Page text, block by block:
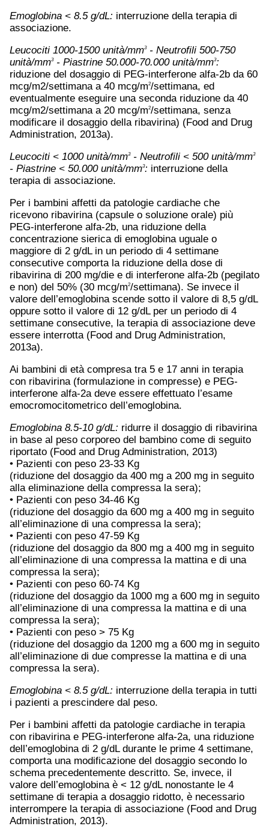
Emoglobina < 8.5 g/dL: interruzione della terapia di
associazione.
Leucociti 1000-1500 unità/mm3- Neutrofili 500-750
unità/mm3- Piastrine 50.000-70.000 unità/mm3:
riduzione del dosaggio di PEG-interferone alfa-2b da 60
mcg/m2/settimana a 40 mcg/m2/settimana, ed
eventualmente eseguire una seconda riduzione da 40
mcg/m2/settimana a 20 mcg/m2/settimana, senza
modificare il dosaggio della ribavirina) (Food and Drug
Administration, 2013a).
Leucociti < 1000 unità/mm3- Neutrofili < 500 unità/mm3
- Piastrine < 50.000 unità/mm3: interruzione della
terapia di associazione.
Per i bambini affetti da patologie cardiache che
ricevono ribavirina (capsule o soluzione orale) più
PEG-interferone alfa-2b, una riduzione della
concentrazione sierica di emoglobina uguale o
maggiore di 2 g/dL in un periodo di 4 settimane
consecutive comporta la riduzione della dose di
ribavirina di 200 mg/die e di interferone alfa-2b (pegilato
e non) del 50% (30 mcg/m2/settimana). Se invece il
valore dell’emoglobina scende sotto il valore di 8,5 g/dL
oppure sotto il valore di 12 g/dL per un periodo di 4
settimane consecutive, la terapia di associazione deve
essere interrotta (Food and Drug Administration,
2013a).
Ai bambini di età compresa tra 5 e 17 anni in terapia
con ribavirina (formulazione in compresse) e PEG-
interferone alfa-2a deve essere effettuato l’esame
emocromocitometrico dell’emoglobina.
Emoglobina 8.5-10 g/dL: ridurre il dosaggio di ribavirina
in base al peso corporeo del bambino come di seguito
riportato (Food and Drug Administration, 2013)
• Pazienti con peso 23-33 Kg
(riduzione del dosaggio da 400 mg a 200 mg in seguito
alla eliminazione della compressa la sera);
• Pazienti con peso 34-46 Kg
(riduzione del dosaggio da 600 mg a 400 mg in seguito
all’eliminazione di una compressa la sera);
• Pazienti con peso 47-59 Kg
(riduzione del dosaggio da 800 mg a 400 mg in seguito
all’eliminazione di una compressa la mattina e di una
compressa la sera);
• Pazienti con peso 60-74 Kg
(riduzione del dosaggio da 1000 mg a 600 mg in seguito
all’eliminazione di una compressa la mattina e di una
compressa la sera);
• Pazienti con peso > 75 Kg
(riduzione del dosaggio da 1200 mg a 600 mg in seguito
all’eliminazione di due compresse la mattina e di una
compressa la sera).
Emoglobina < 8.5 g/dL: interruzione della terapia in tutti
i pazienti a prescindere dal peso.
Per i bambini affetti da patologie cardiache in terapia
con ribavirina e PEG-interferone alfa-2a, una riduzione
dell’emoglobina di 2 g/dL durante le prime 4 settimane,
comporta una modificazione del dosaggio secondo lo
schema precedentemente descritto. Se, invece, il
valore dell’emoglobina è < 12 g/dL nonostante le 4
settimane di terapia a dosaggio ridotto, è necessario
interrompere la terapia di associazione (Food and Drug
Administration, 2013).